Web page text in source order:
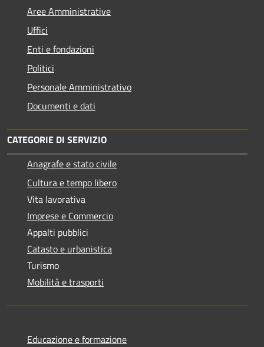
Aree Amministrative
Uffici
Enti e fondazioni
Politici
Personale Amministrativo
Documenti e dati
CATEGORIE DI SERVIZIO
Anagrafe e stato civile
Cultura e tempo libero
Vita lavorativa
Imprese e Commercio
Appalti pubblici
Catasto e urbanistica
Turismo
Mobilità e trasporti
Educazione e formazione